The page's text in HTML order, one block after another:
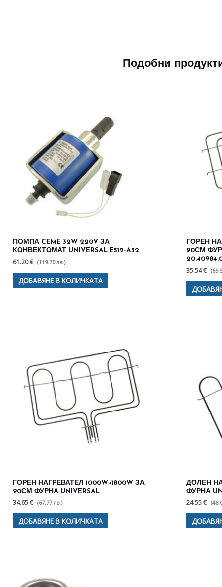
Подобни
ПОМПА CEME 32W 220V ЗА
КОНВЕКТОМАТ UNIVERSAL E512-A32
61.20 € (119.70 лв.)
ДОБАВЯНЕ В КОЛИЧКАТА
ГОРЕН
90СМ
35.54 €
ГОРЕН НАГРЕВАТЕЛ 1000W+1800W ЗА
90СМ ФУРНА UNIVERSAL
34.65 € (67.77 лв.)
ДОБАВЯНЕ В КОЛИЧКАТА
ДОЛЕН
ФУРНА
24.55 €